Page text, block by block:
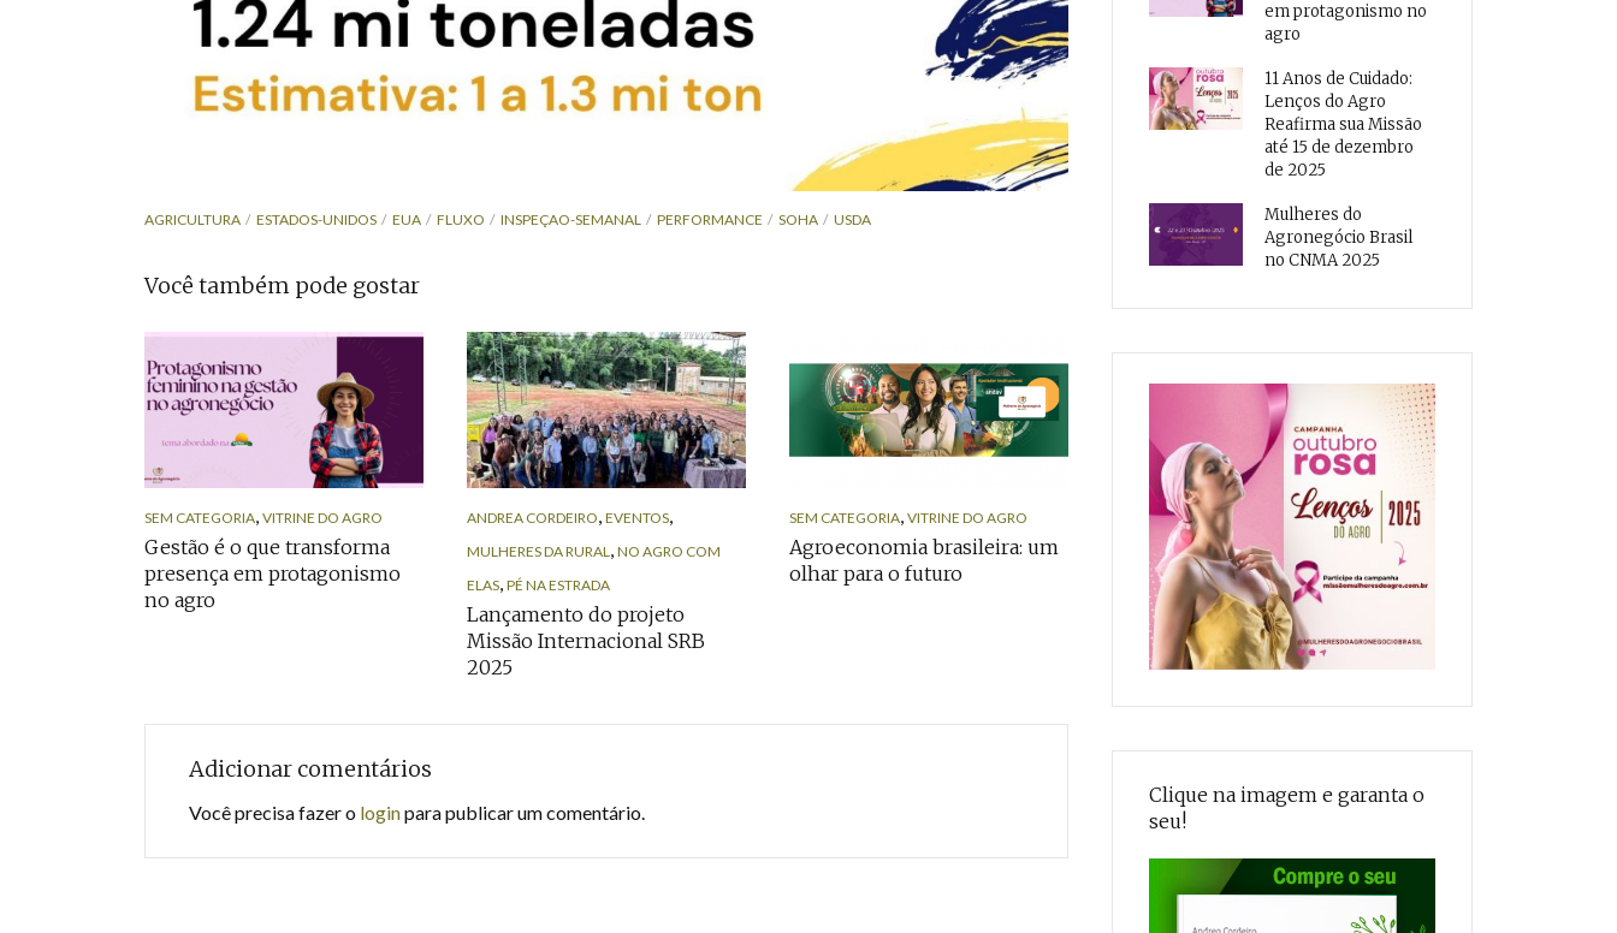
AGRICULTURA ESTADOS-UNIDOS EUA FLUXO INSPEÇAO-SEMANAL PERFORMANCE SOHA USDA
Você também pode gostar
SEM CATEGORIA, VITRINE DO AGRO
Gestão é o que transforma
presença em protagonismo
no agro
ANDREA CORDEIRO, EVENTOS,
MULHERES DA RURAL , NO AGRO COM
ELAS, PÉ NA ESTRADA
Lançamento do projeto
Missão Internacional SRB
2025
SEM CATEGORIA, VITRINE DO AGRO
Agroeconomia brasileira: um
olhar para o futuro
Adicionar comentários
Você precisa fazer o loginpara publicar um comentário.
em protagonismo no
agro
11 Anos de Cuidado:
Lenços do Agro
Reafirma sua Missão
até 15 de dezembro
de 2025
Mulheres do
Agronegócio Brasil
no CNMA 2025
Clique na imagem e garanta o
seu!